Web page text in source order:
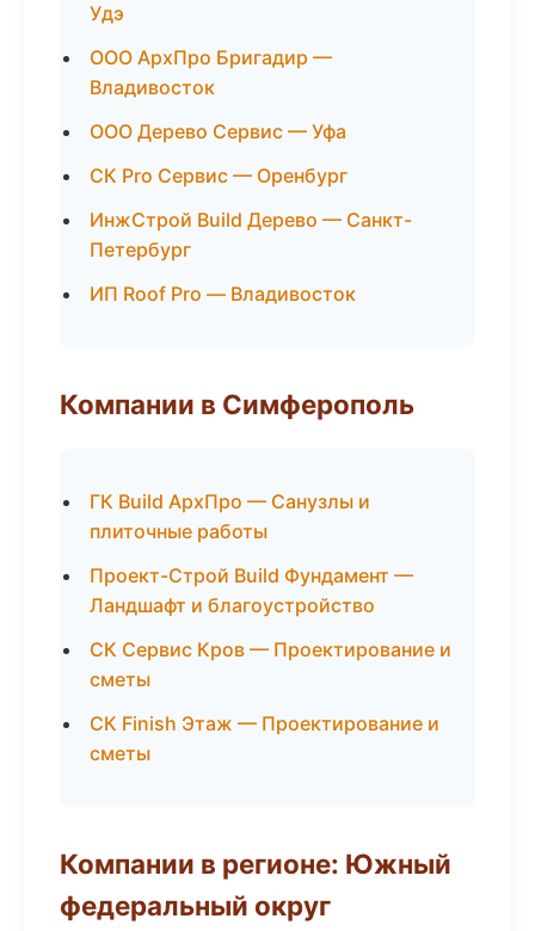
Удэ
ООО АрхПро Бригадир —
Владивосток
ООО Дерево Сервис — Уфа
СК Pro Сервис — Оренбург
ИнжСтрой Build Дерево — Санкт-
Петербург
ИП Roof Pro — Владивосток
Компании в Симферополь
ГК Build АрхПро — Санузлы и
плиточные работы
Проект-Строй Build Фундамент —
Ландшафт и благоустройство
СК Сервис Кров — Проектирование и
сметы
СК Finish Этаж — Проектирование и
сметы
Компании в регионе: Южный
федеральный округ